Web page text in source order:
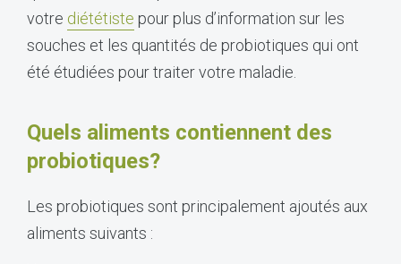
votre diététiste pour plus d’information sur les
souches et les quantités de probiotiques qui ont
été étudiées pour traiter votre maladie.
Quels aliments contiennent des
probiotiques?
Les probiotiques sont principalement ajoutés aux
aliments suivants :